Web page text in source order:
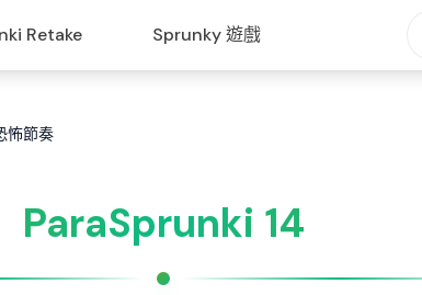
Retake Sprunky 遊戲
怖節奏
ParaSprunki 14